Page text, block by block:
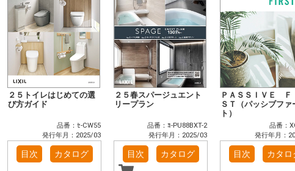
２５トイレはじめての選
び方ガイド
品番：ｾ-CW55
発行年月：2025/03
目次 カタログ
２５春スパージュエント
リープラン
品番：ﾖ-PU88BXT-2
発行年月：2025/03
目次 カタログ
ＰＡＳＳＩＶＥ Ｆ
ＳＴ（パッシブファ
ト）
品番：
発行年月：
目次 カタロ